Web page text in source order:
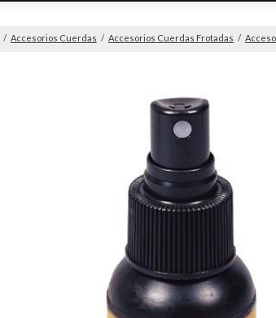
/ Accesorios Cuerdas / Accesorios Cuerdas Frotadas /